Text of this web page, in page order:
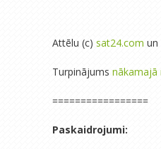
Attēlu (c) sat24.com un
Turpinājums nākamajā
=================
Paskaidrojumi: